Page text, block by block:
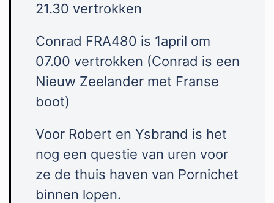
21.30 vertrokken
Conrad FRA480 is 1april om
07.00 vertrokken (Conrad is een
Nieuw Zeelander met Franse
boot)
Voor Robert en Ysbrand is het
nog een questie van uren voor
ze de thuis haven van Pornichet
binnen lopen.